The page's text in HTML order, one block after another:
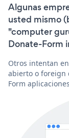
Algunas
usted mismo
"computer
Donate-Form
Otros intentan
abierto o foreign
Form